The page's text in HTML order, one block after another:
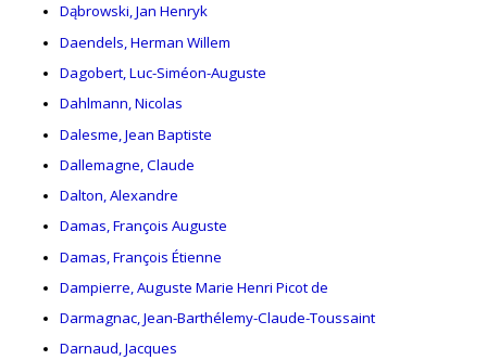
Dąbrowski, Jan Henryk
Daendels, Herman Willem
Dagobert, Luc-Siméon-Auguste
Dahlmann, Nicolas
Dalesme, Jean Baptiste
Dallemagne, Claude
Dalton, Alexandre
Damas, François Auguste
Damas, François Étienne
Dampierre, Auguste Marie Henri Picot de
Darmagnac, Jean-Barthélemy-Claude-Toussaint
Darnaud, Jacques